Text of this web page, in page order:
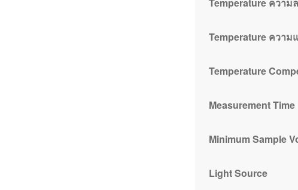
Temperature ความ
Temperature
Measurement Time
Minimum Sample
Light Source